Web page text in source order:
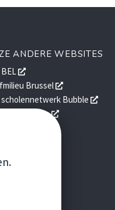
ANDERE WEBSITES
opent
een
nieuw
venster
Brussel
opent
een
Bubble
opent
Gardens
opent
een
ONS